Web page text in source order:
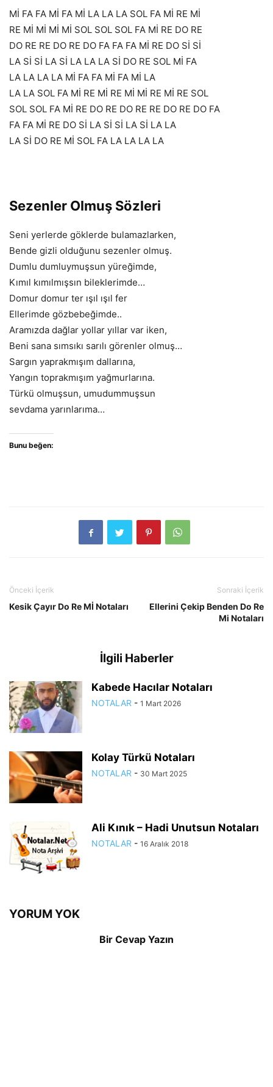
Mİ FA FA Mİ FA Mİ LA LA LA SOL FA Mİ RE Mİ
RE Mİ Mİ Mİ Mİ SOL SOL SOL FA Mİ RE DO RE
DO RE RE DO RE DO FA FA FA Mİ RE DO Sİ Sİ
LA Sİ Sİ LA Sİ LA LA LA Sİ DO RE SOL Mİ FA
LA LA LA LA Mİ FA FA Mİ FA Mİ LA
LA LA SOL FA Mİ RE Mİ RE Mİ Mİ RE Mİ RE SOL
SOL SOL FA Mİ RE DO RE DO RE RE DO RE DO FA
FA FA Mİ RE DO Sİ LA Sİ Sİ LA Sİ LA LA
LA Sİ DO RE Mİ SOL FA LA LA LA LA
Sezenler Olmuş Sözleri
Seni yerlerde göklerde bulamazlarken,
Bende gizli olduğunu sezenler olmuş.
Dumlu dumluymuşsun yüreğimde,
Kımıl kımılmışsın bileklerimde…
Domur domur ter ışıl ışıl fer
Ellerimde gözbebeğimde..
Aramızda dağlar yollar yıllar var iken,
Beni sana sımsıkı sarılı görenler olmuş…
Sargın yaprakmışım dallarına,
Yangın toprakmışım yağmurlarına.
Türkü olmuşsun, umudummuşsun
sevdama yarınlarıma…
Bunu beğen:
Önceki İçerik
Kesik Çayır Do Re Mİ Notaları
Sonraki İçerik
Ellerini Çekip Benden Do Re
Mi Notaları
İlgili Haberler
Kabede Hacılar Notaları
NOTALAR - 1 Mart 2026
Kolay Türkü Notaları
NOTALAR - 30 Mart 2025
Ali Kınık – Hadi Unutsun Notaları
NOTALAR - 16 Aralık 2018
YORUM YOK
Bir Cevap Yazın